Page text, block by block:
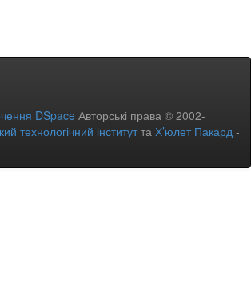
DSpace Авторські права © 2002-
технологічний інститутта Х’юлет Пакард -